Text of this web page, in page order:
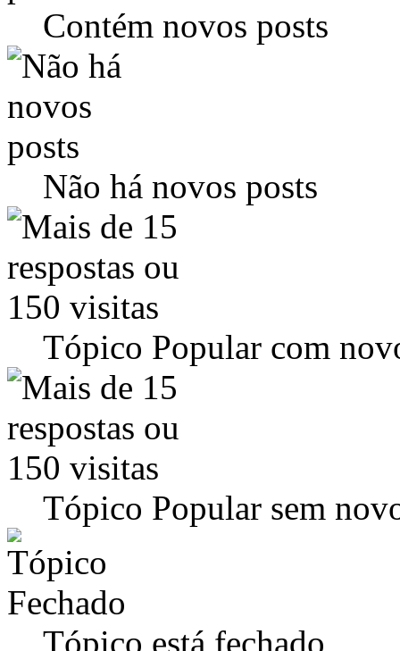
Contém novos posts
Não há novos posts
Tópico Popular com
Tópico Popular sem
Tópico está fechado